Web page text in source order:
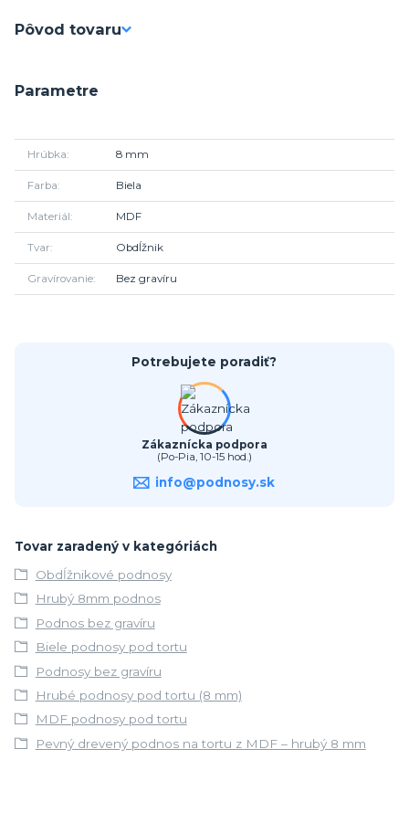
Pôvod tovaru
Parametre
Hrúbka 8 mm
Farba Biela
Materiál MDF
Tvar Obdĺžnik
Gravírovanie Bez gravíru
Potrebujete poradiť?
Zákaznícka podpora
(Po-Pia, 10-15 hod.)
info@podnosy.sk
Tovar zaradený v kategóriách
Obdĺžnikové podnosy
Hrubý 8mm podnos
Podnos bez gravíru
Biele podnosy pod tortu
Podnosy bez gravíru
Hrubé podnosy pod tortu (8 mm)
MDF podnosy pod tortu
Pevný drevený podnos na tortu z MDF – hrubý 8 mm